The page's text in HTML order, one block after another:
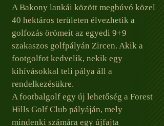
A Bakony lankái között megbúvó közel
40 hektáros területen élvezhetik a
golfozás örömeit az egyedi 9+9
szakaszos golfpályán Zircen. Akik a
footgolfot kedvelik, nekik egy
kihívásokkal teli pálya áll a
rendelkezésükre.
A footbalgolf egy új lehetőség a Forest
Hills Golf Club pályáján, mely
mindenki számára egy újfajta